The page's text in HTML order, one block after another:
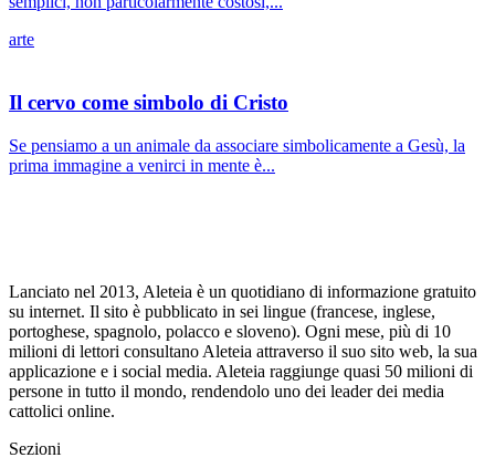
arte
Il cervo come simbolo di Cristo
Se pensiamo a un animale da associare simbolicamente a Gesù, la
prima immagine a venirci in mente è...
Lanciato nel 2013, Aleteia è un quotidiano di informazione gratuito
su internet. Il sito è pubblicato in sei lingue (francese, inglese,
portoghese, spagnolo, polacco e sloveno). Ogni mese, più di 10
milioni di lettori consultano Aleteia attraverso il suo sito web, la sua
applicazione e i social media. Aleteia raggiunge quasi 50 milioni di
persone in tutto il mondo, rendendolo uno dei leader dei media
cattolici online.
Sezioni